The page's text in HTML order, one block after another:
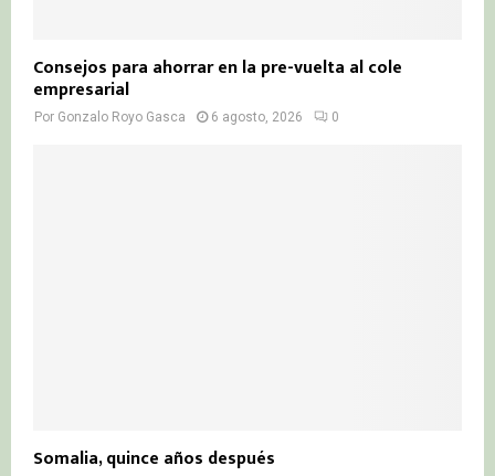
Consejos para ahorrar en la pre-vuelta al cole
empresarial
Por Gonzalo Royo Gasca 6 agosto, 2026 0
Somalia, quince años después